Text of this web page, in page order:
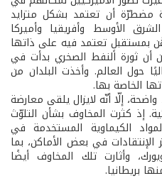
مضطرّة أن تعتمد بشكل متزايد
الأوسط وأفريقيا وأميركا
بمستقبلٍ تعتمد فيه على ذاتها
ثورة النفط الصخري بدأت في
حول العالم. وأخذت البلدان من
الخاصة بها.
إلّا أنّه لايزال يلقى معارضة
إذ كثرت المخاوف بشأن التلوّث
الكيماوية المستخدمة في
الإنتقادات في بعض الأماكن، بما
وأثارت تلك المخاوف أيضًا
بريطانيا.